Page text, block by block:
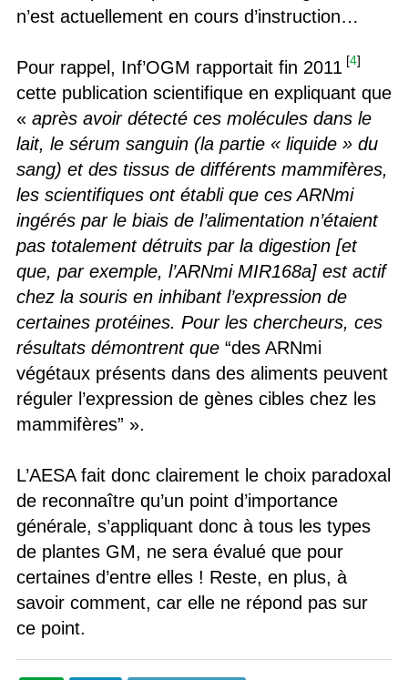
n’est actuellement en cours d’instruction…
Pour rappel, Inf’OGM rapportait fin 2011 [4]
cette publication scientifique en expliquant que
« après avoir détecté ces molécules dans le
lait, le sérum sanguin (la partie « liquide » du
sang) et des tissus de différents mammifères,
les scientifiques ont établi que ces ARNmi
ingérés par le biais de l’alimentation n’étaient
pas totalement détruits par la digestion [et
que, par exemple, l’ARNmi MIR168a] est actif
chez la souris en inhibant l’expression de
certaines protéines. Pour les chercheurs, ces
résultats démontrent que“des ARNmi
végétaux présents dans des aliments peuvent
réguler l’expression de gènes cibles chez les
mammifères” ».
L’AESA fait donc clairement le choix paradoxal
de reconnaître qu’un point d’importance
générale, s’appliquant donc à tous les types
de plantes GM, ne sera évalué que pour
certaines d’entre elles ! Reste, en plus, à
savoir comment, car elle ne répond pas sur
ce point.